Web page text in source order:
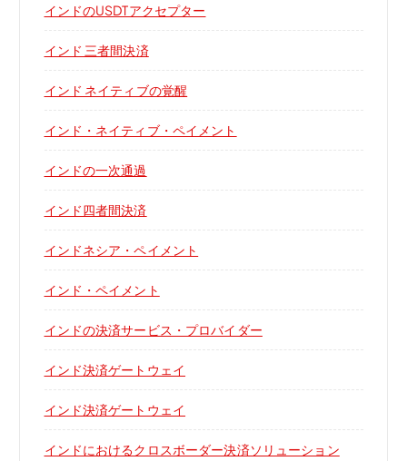
インドのUSDTアクセプター
インド 三者間決済
インド ネイティブの覚醒
インド・ネイティブ・ペイメント
インドの一次通過
インド四者間決済
インドネシア・ペイメント
インド・ペイメント
インドの決済サービス・プロバイダー
インド決済ゲートウェイ
インド決済ゲートウェイ
インドにおけるクロスボーダー決済ソリューション